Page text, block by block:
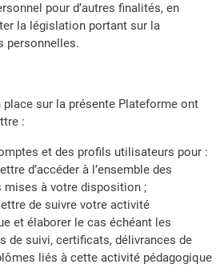
pour d’autres finalités, en
la législation portant sur la
personnelles.
sur la présente Plateforme ont
:
et des profils utilisateurs pour :
d’accéder à l’ensemble des
mises à votre disposition ;
de suivre votre activité
et élaborer le cas échéant les
de suivi, certificats, délivrances de
liés à cette activité pédagogique